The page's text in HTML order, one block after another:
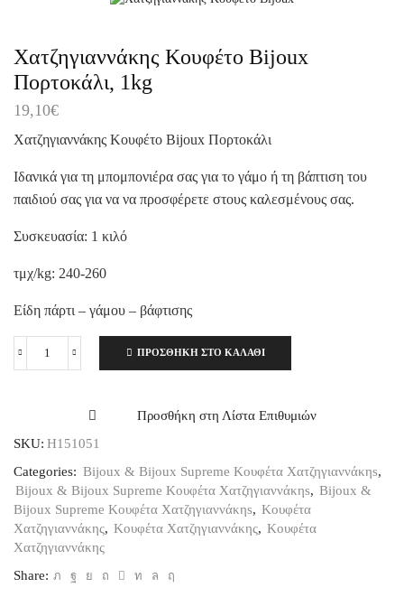
Χατζηγιαννάκης Κουφέτο Bijoux
Πορτοκάλι, 1kg
19,10€
Χατζηγιαννάκης Κουφέτο Bijoux Πορτοκάλι
Ιδανικά για τη μπομπονιέρα σας για το γάμο ή τη βάπτιση του
παιδιού σας για να να προσφέρετε στους καλεσμένους σας.
Συσκευασία: 1 κιλό
τμχ/kg: 240-260
Είδη πάρτι – γάμου – βάφτισης
Χατζηγιαννάκης
Πορτοκάλι,
ποσότητα
ΠΡΟΣΘΉΚΗ ΣΤΟ ΚΑΛΆΘΙ
Προσθήκη στη Λίστα Επιθυμιών
SKU: Η151051
Categories: Bijoux & Bijoux Supreme Κουφέτα Χατζηγιαννάκηs,
Bijoux & Bijoux Supreme Κουφέτα Χατζηγιαννάκηs, Bijoux &
Bijoux Supreme Κουφέτα Χατζηγιαννάκηs, Κουφέτα
Χατζηγιαννάκης, Κουφέτα Χατζηγιαννάκης, Κουφέτα
Χατζηγιαννάκης
Share: